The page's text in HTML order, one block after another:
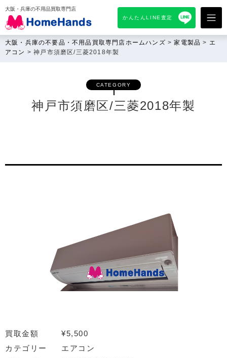
大阪・兵庫の不用品買取専門店
かんたんLINE査定
大阪・兵庫の不要品・不用品買取専門店ホームハンズ >家電製品 > エ
アコン >神戸市須磨区/三菱2018年製
CATEGORY
神戸市須磨区/三菱2018年製
買取金額
¥5,500
カテゴリー
エアコン